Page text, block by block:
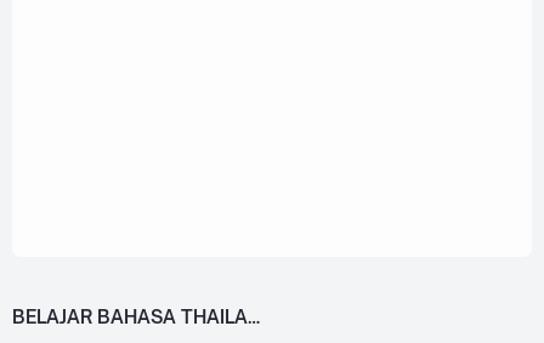
BELAJAR BAHASA THAILAND DARI 0!